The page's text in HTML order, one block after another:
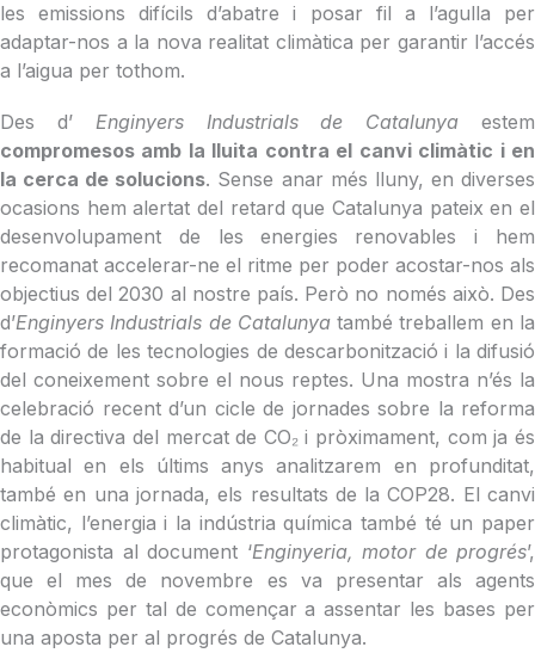
les emissions difícils d’abatre i posar fil a l’agulla per
adaptar-nos a la nova realitat climàtica per garantir l’accés
a l’aigua per tothom.
Des d’ Enginyers Industrials de Catalunyaestem
compromesos amb la lluita contra el canvi climàtic i en
la cerca de solucions. Sense anar més lluny, en diverses
ocasions hem alertat del retard que Catalunya pateix en el
desenvolupament de les energies renovables i hem
recomanat accelerar-ne el ritme per poder acostar-nos als
objectius del 2030 al nostre país. Però no només això. Des
d’Enginyers Industrials de Catalunyatambé treballem en la
formació de les tecnologies de descarbonització i la difusió
del coneixement sobre el nous reptes. Una mostra n’és la
celebració recent d’un cicle de jornades sobre la reforma
de la directiva del mercat de CO₂ i pròximament, com ja és
habitual en els últims anys analitzarem en profunditat,
també en una jornada, els resultats de la COP28. El canvi
climàtic, l’energia i la indústria química també té un paper
protagonista al document ‘Enginyeria, motor de progrés’,
que el mes de novembre es va presentar als agents
econòmics per tal de començar a assentar les bases per
una aposta per al progrés de Catalunya.